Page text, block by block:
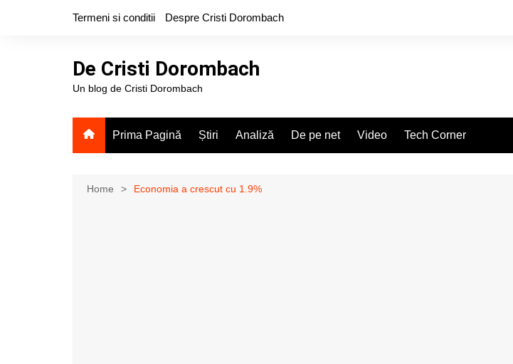
Termeni si conditii Despre Cristi Dorombach
De Cristi Dorombach
Un blog de Cristi Dorombach
Prima Pagină Știri Analiză De pe net Video Tech Corner
Home Economia a crescut cu 1.9%